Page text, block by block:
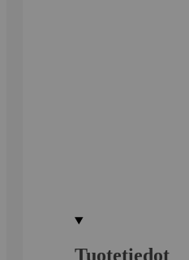
Tuotetiedot